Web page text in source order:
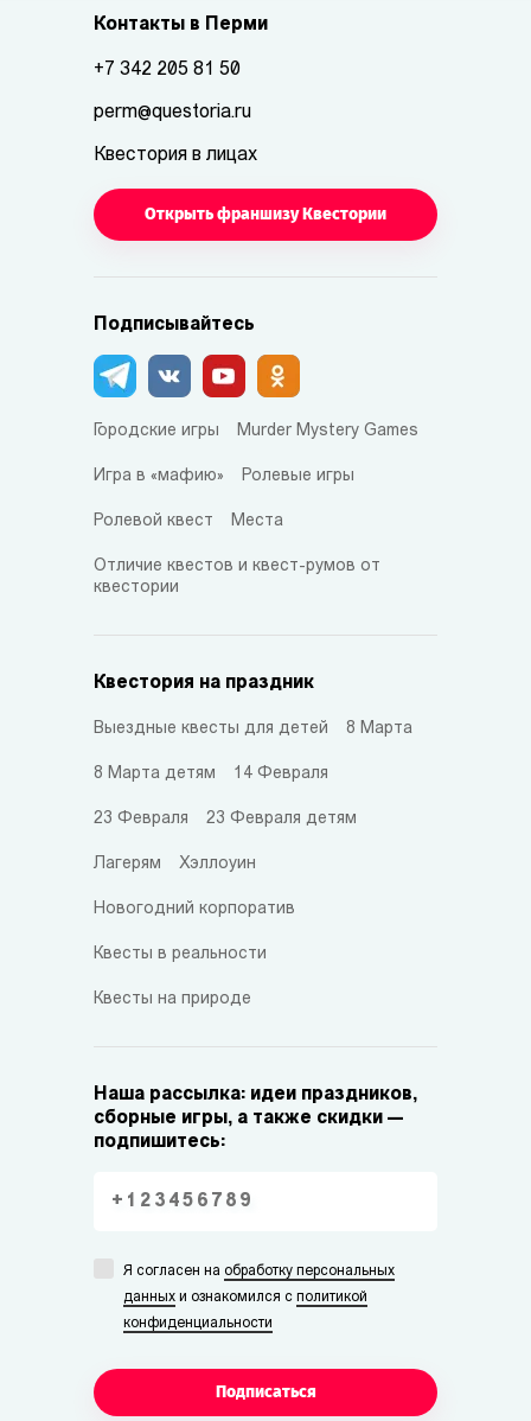
Контакты в Перми
+7 342 205 81 50
perm@questoria.ru
Квестория в лицах
Открыть франшизу Квестории
Подписывайтесь
Городские игры Murder Mystery Games
Игра в «мафию» Ролевые игры
Ролевой квест Места
Отличие квестов и квест-румов от
квестории
Квестория на праздник
Выездные квесты для детей 8 Марта
8 Марта детям 14 Февраля
23 Февраля 23 Февраля детям
Лагерям Хэллоуин
Новогодний корпоратив
Квесты в реальности
Квесты на природе
Наша рассылка: идеи праздников,
сборные игры, а также скидки —
подпишитесь:
Я согласен на обработку персональных
данных и ознакомился с политикой
конфиденциальности
Подписаться